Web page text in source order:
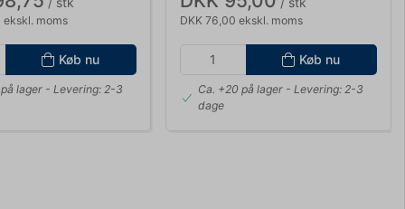
ekskl. moms
Køb nu
lager- Levering: 2-3
DKK 76,00 ekskl. moms
Køb nu
Ca. +20 på lager- Levering: 2-3
dage